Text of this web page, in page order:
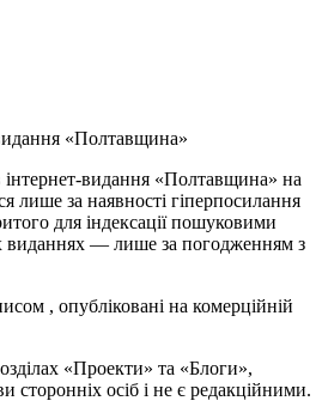
«Полтавщина»
інтернет-видання «Полтавщина» на
лише за наявності гіперпосилання
для індексації пошуковими
виданнях — лише за погодженням з
, опубліковані на комерційній
«Проекти» та «Блоги»,
сторонніх осіб і не є редакційними.